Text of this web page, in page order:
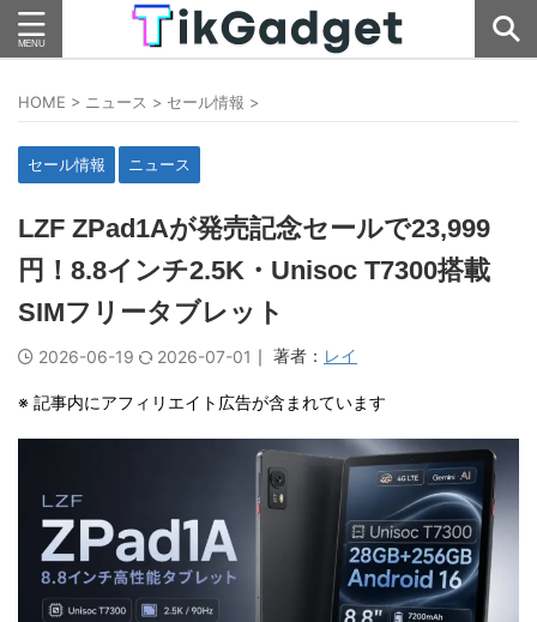
HOME > ニュース > セール情報 >
セール情報 ニュース
LZF ZPad1Aが発売記念セールで23,999
円！8.8インチ2.5K・Unisoc T7300搭載
SIMフリータブレット
2026-06-19 2026-07-01 ｜ 著者： レイ
※ 記事内にアフィリエイト広告が含まれています